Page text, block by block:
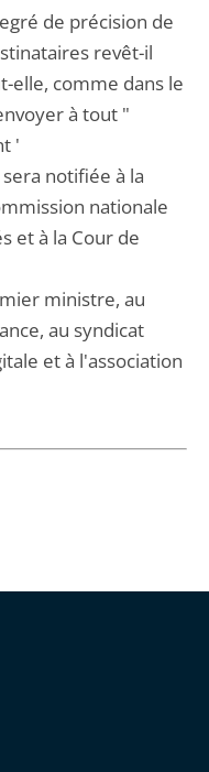
de précision de
revêt-il
elle, comme dans le
à tout "
'
notifiée à la
nationale
et à la Cour de
ministre, au
au syndicat
et à l'association